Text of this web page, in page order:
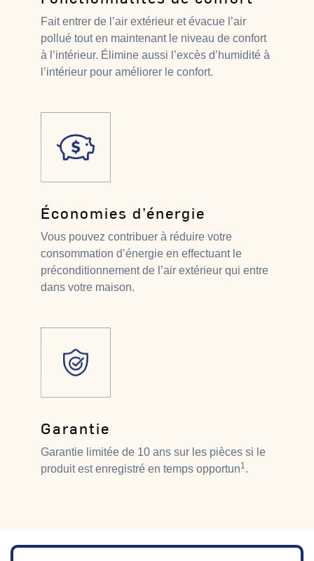
Fait entrer de l’air extérieur et évacue l’air
pollué tout en maintenant le niveau de confort
à l’intérieur. Élimine aussi l’excès d’humidité à
l’intérieur pour améliorer le confort.
Économies d’énergie
Vous pouvez contribuer à réduire votre
consommation d’énergie en effectuant le
préconditionnement de l’air extérieur qui entre
dans votre maison.
Garantie
Garantie limitée de 10 ans sur les pièces si le
produit est enregistré en temps opportun1.